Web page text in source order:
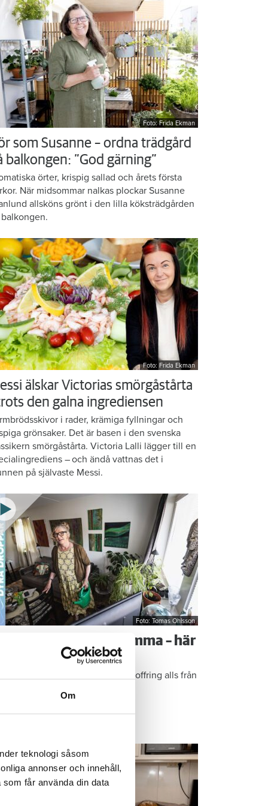
Om
teknologi såsom
annonser och innehåll,
får använda din data
Foto: Frida Ekman
som Susanne – ordna trädgård
balkongen: ”God gärning”
örter, krispig sallad och årets första
När midsommar nalkas plockar Susanne
allsköns grönt i den lilla köksträdgården
Foto: Frida Ekman
älskar Victorias smörgåstårta
den galna ingrediensen
i rader, krämiga fyllningar och
grönsaker. Det är basen i den svenska
smörgåstårta. Victoria Lalli lägger till en
– och ändå vattnas det i
på självaste Messi.
Foto: Tomas Ohlsson
sparar du vatten hemma – här
Kristins bästa tips
är enkla: ”Det är ingen uppoffring alls från